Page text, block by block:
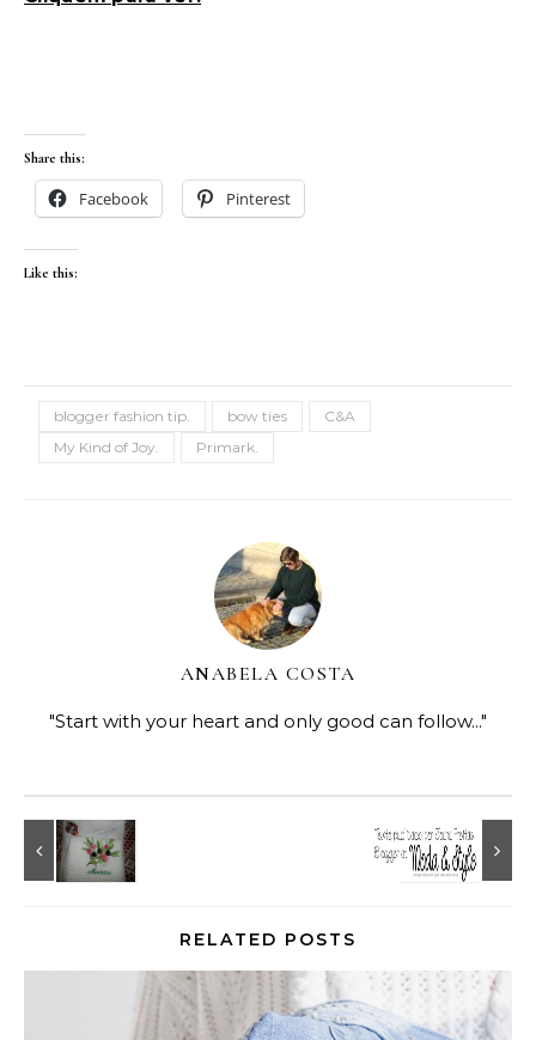
Share this:
Facebook Pinterest
Like this:
blogger fashion tip. bow ties
C&A
My Kind of Joy.
Primark.
ANABELA COSTA
"Start with your heart and only good can follow..."
RELATED POSTS